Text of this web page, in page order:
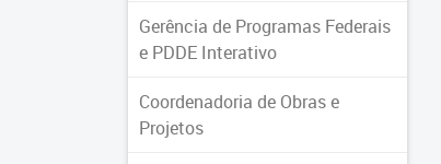
Gerência de Programas Federais
e PDDE Interativo
Coordenadoria de Obras e
Projetos